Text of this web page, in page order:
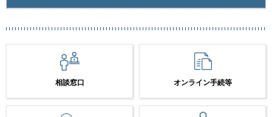
相談窓口 オンライン手続等